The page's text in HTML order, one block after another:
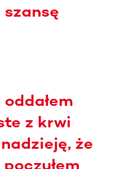
szansę
z krwi
że